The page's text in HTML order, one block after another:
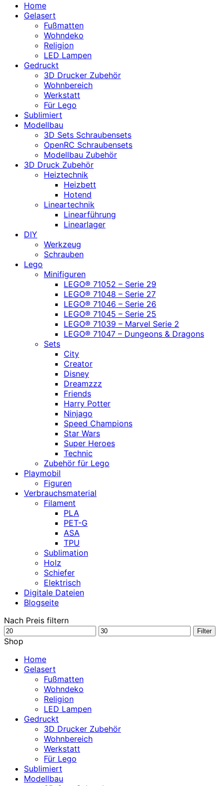
Home
Gelasert
Fußmatten
Wohndeko
Religion
LED Lampen
Gedruckt
3D Drucker Zubehör
Wohnbereich
Werkstatt
Für Lego
Sublimiert
Modellbau
3D Sets Schraubensets
OpenRC Schraubensets
Modellbau Zubehör
3D Druck Zubehör
Heiztechnik
Heizbett
Hotend
Lineartechnik
Linearführung
Linearlager
DIY
Werkzeug
Schrauben
Lego
Minifiguren
LEGO® 71052 – Serie 29
LEGO® 71048 – Serie 27
LEGO® 71046 – Serie 26
LEGO® 71045 – Serie 25
LEGO® 71039 – Marvel Serie 2
LEGO® 71047 – Dungeons & Dragons
Sets
City
Creator
Disney
Dreamzzz
Friends
Harry Potter
Ninjago
Speed Champions
Star Wars
Super Heroes
Technic
Zubehör für Lego
Playmobil
Figuren
Verbrauchsmaterial
Filament
PLA
PET-G
ASA
TPU
Sublimation
Holz
Schiefer
Elektrisch
Digitale Dateien
Blogseite
Nach Preis filtern
Min.
Preis
Max.
Filter
Shop
Home
Gelasert
Fußmatten
Wohndeko
Religion
LED Lampen
Gedruckt
3D Drucker Zubehör
Wohnbereich
Werkstatt
Für Lego
Sublimiert
Modellbau